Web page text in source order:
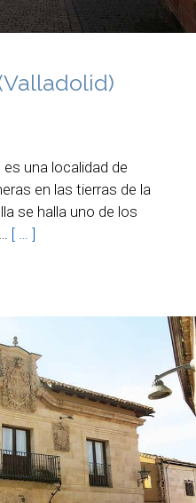
es una localidad de
en las tierras de la
se halla uno de los
[ … ]